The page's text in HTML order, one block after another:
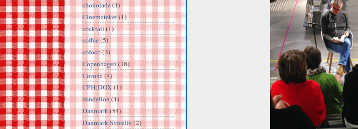
chokolade(1)
Cinemateket(1)
cocktail(1)
coffee(5)
cofoco(3)
Copenhagen(18)
Corona(4)
CPH:DOX(1)
dandelion(1)
Danmark(54)
Danmark Svireliv(2)